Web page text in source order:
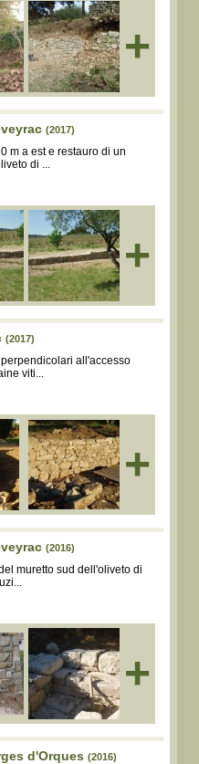
+
(2017)
m a est e restauro di un
di ...
+
(2017)
all'accesso
viti...
+
(2016)
muretto sud dell'oliveto di
+
d'Orques (2016)